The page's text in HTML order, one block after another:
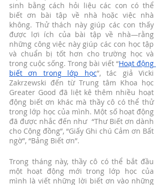
sinh bằng cách hỏi liệu các con có thể
biết ơn bài tập về nhà hoặc việc nhà
không. Thử thách này giúp các con thấy
được lợi ích của bài tập về nhà—rằng
những công việc này giúp các con học tập
và chuẩn bị tốt hơn cho trường học và
trong cuộc sống. Trong bài viết “Hoạt động
biết ơn trong lớp học”, tác giả Vicki
Zakrzewski đến từ Trung tâm Khoa học
Greater Good đã liệt kê thêm nhiều hoạt
động biết ơn khác mà thầy cô có thể thử
trong lớp học của mình. Một số hoạt động
đã được nhắc đến như  “Thư Biết ơn dành
cho Cộng đồng”, “Giấy Ghi chú Cảm ơn Bất
ngờ”, “Bảng Biết ơn”.
Trong tháng này, thầy cô có thể bắt đầu
một hoạt động mới trong lớp học của
mình là viết những lời biết ơn vào những